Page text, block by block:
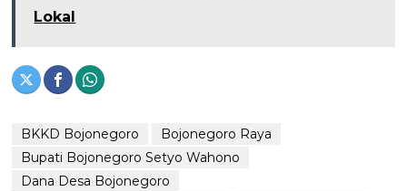
Lokal
BKKD Bojonegoro
Bojonegoro Raya
Bupati Bojonegoro Setyo Wahono
Dana Desa Bojonegoro